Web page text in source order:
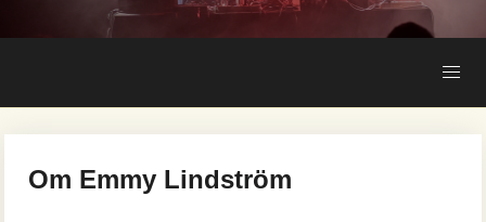
Om Emmy Lindström